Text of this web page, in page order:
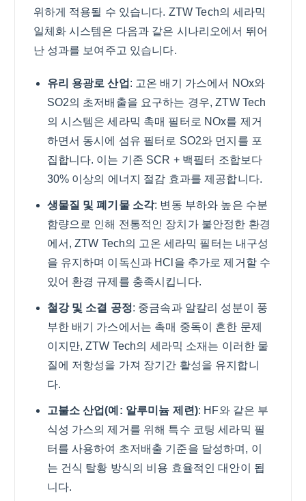
위하게 적용될 수 있습니다. ZTW Tech의 세라믹
일체화 시스템은 다음과 같은 시나리오에서 뛰어
난 성과를 보여주고 있습니다.
유리 용광로 산업 : 고온 배기 가스에서 NOx와
SO2의 초저배출을 요구하는 경우, ZTW Tech
의 시스템은 세라믹 촉매 필터로 NOx를 제거
하면서 동시에 섬유 필터로 SO2와 먼지를 포
집합니다. 이는 기존 SCR + 백필터 조합보다
30% 이상의 에너지 절감 효과를 제공합니다.
생물질 및 폐기물 소각: 변동 부하와 높은 수분
함량으로 인해 전통적인 장치가 불안정한 환경
에서, ZTW Tech의 고온 세라믹 필터는 내구성
을 유지하며 이독신과 HCl을 추가로 제거할 수
있어 환경 규제를 충족시킵니다.
철강 및 소결 공정: 중금속과 알칼리 성분이 풍
부한 배기 가스에서는 촉매 중독이 흔한 문제
이지만, ZTW Tech의 세라믹 소재는 이러한 물
질에 저항성을 가져 장기간 활성을 유지합니
다.
고불소 산업(예: 알루미늄 제련): HF와 같은 부
식성 가스의 제거를 위해 특수 코팅 세라믹 필
터를 사용하여 초저배출 기준을 달성하며, 이
는 건식 탈황 방식의 비용 효율적인 대안이 됩
니다.